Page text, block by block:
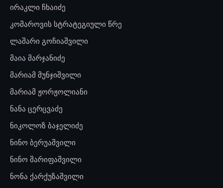
ირაკლი ჩხაიძე
კომაროვის სტრატეგიული წრე
ლაშარი გოჩიაშვილი
მაია მარჯანიძე
მარიამ მუნჯიშვილი
მარიამ ჟორჟოლიანი
ნანა ცერცვაძე
ნიკოლოზ ბაჯელიძე
ნინო ბერუაშვილი
ნინო შარიფაშვილი
ნონა ქარქუზაშვილი